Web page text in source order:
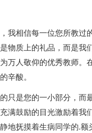
相信每一位您所教过的
物质上的礼品，而是我
万人敬仰的优秀教师。
辛酸。
是您的一小部分，而
满鼓励的目光激励着我
地抚摸着生病同学的.